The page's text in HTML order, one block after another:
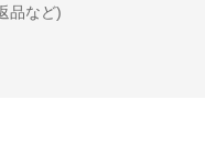
品など)